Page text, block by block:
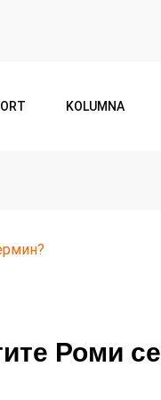
KOLUMNA
Роми се